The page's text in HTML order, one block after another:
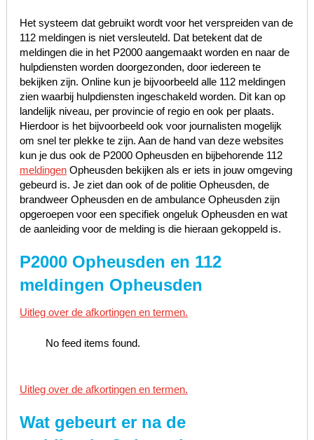
Het systeem dat gebruikt wordt voor het verspreiden van de
112 meldingen is niet versleuteld. Dat betekent dat de
meldingen die in het P2000 aangemaakt worden en naar de
hulpdiensten worden doorgezonden, door iedereen te
bekijken zijn. Online kun je bijvoorbeeld alle 112 meldingen
zien waarbij hulpdiensten ingeschakeld worden. Dit kan op
landelijk niveau, per provincie of regio en ook per plaats.
Hierdoor is het bijvoorbeeld ook voor journalisten mogelijk
om snel ter plekke te zijn. Aan de hand van deze websites
kun je dus ook de P2000 Opheusden en bijbehorende 112
meldingenOpheusden bekijken als er iets in jouw omgeving
gebeurd is. Je ziet dan ook of de politie Opheusden, de
brandweer Opheusden en de ambulance Opheusden zijn
opgeroepen voor een specifiek ongeluk Opheusden en wat
de aanleiding voor de melding is die hieraan gekoppeld is.
P2000 Opheusden en 112
meldingen Opheusden
Uitleg over de afkortingen en termen.
No feed items found.
Uitleg over de afkortingen en termen.
Wat gebeurt er na de